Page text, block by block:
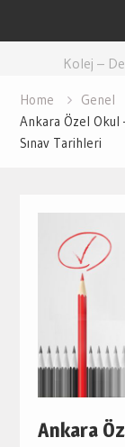
Kolej –
Home
Genel
Ankara Özel
Sınav Tarihleri
Ankara